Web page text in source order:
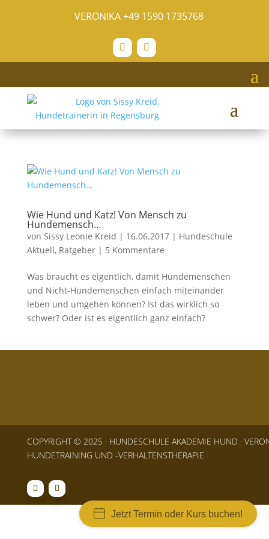
Jetzt Termin oder Kurs buchen!
VERONIKA+49 1590 1735768
Wie Hund und Katz! Von Mensch zu
Hundemensch…
von Sissy Leonie Kreid | 16.06.2017| Hundeschule
Aktuell, Ratgeber| 5 Kommentare
Was braucht es eigentlich, damit Hundemenschen
und Nicht-Hundemenschen einfach miteinander
leben und umgehen können? Ist das wirklich so
schwer? Oder ist es eigentlich ganz einfach?
COPYRIGHT © 2025 · HUNDESCHULE AKADEMIE HUND ·
HUNDETRAINING UND -VERHALTENSTHERAPIE